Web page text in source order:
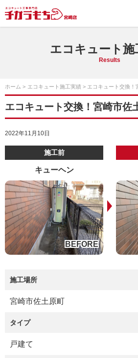
エコキュート施
Results
ホーム エコキュート施工実績 エコキュート交換！
エコキュート交換！宮崎市佐
2022年11月10日
施工前
キューヘン
施工場所
宮崎市佐土原町
タイプ
戸建て